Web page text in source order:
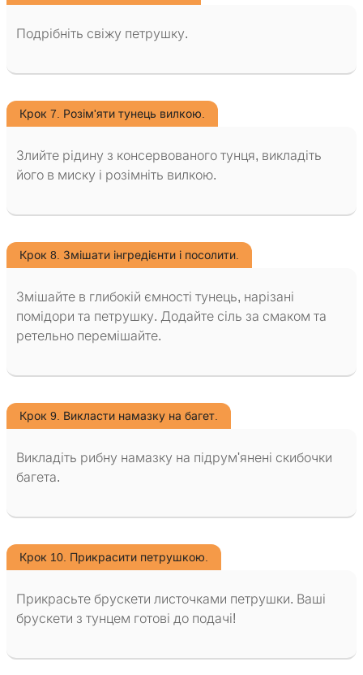
Подрібніть свіжу петрушку.
Крок 7. Розім'яти тунець вилкою.
Злийте рідину з консервованого тунця, викладіть
його в миску і розімніть вилкою.
Крок 8. Змішати інгредієнти і посолити.
Змішайте в глибокій ємності тунець, нарізані
помідори та петрушку. Додайте сіль за смаком та
ретельно перемішайте.
Крок 9. Викласти намазку на багет.
Викладіть рибну намазку на підрум'янені скибочки
багета.
Крок 10. Прикрасити петрушкою.
Прикрасьте брускети листочками петрушки. Ваші
брускети з тунцем готові до подачі!